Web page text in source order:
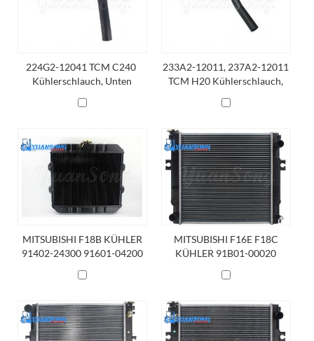
224G2-12041 TCM C240 ​​
Kühlerschlauch, Unten
233A2-12011, 237A2-12011
TCM H20 Kühlerschlauch,
MITSUBISHI F18B KÜHLER
91402-24300 91601-04200
MITSUBISHI F16E F18C
KÜHLER 91B01-00020